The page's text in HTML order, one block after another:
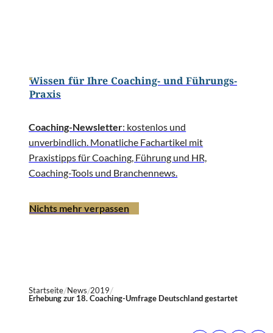
Wissen für Ihre Coaching- und Führungs-
Praxis
Coaching-Newsletter: kostenlos und
unverbindlich. Monatliche Fachartikel mit
Praxistipps für Coaching, Führung und HR,
Coaching-Tools und Branchennews.
Nichts mehr verpassen
Startseite News 2019
Erhebung zur 18. Coaching-Umfrage Deutschland gestartet